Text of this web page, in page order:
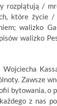
rozplątują /
które życie /
walizko
walizko
Zawsze
bytowania, o
z nas